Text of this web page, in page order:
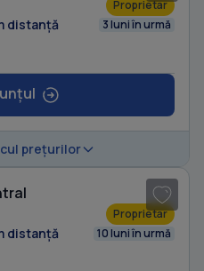
Proprietar
distanță 3 luni în urmă
prețurilor
Proprietar
distanță 10 luni în urmă